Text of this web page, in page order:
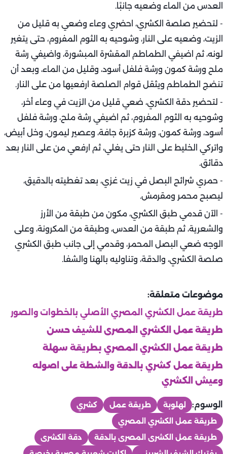
العدس من الماء وضعيه جانبًا.
- لتحضير صلصة الكشري، احضري وعاء وضعي به قليل من
الزيت، وضعيه على النار، وشوحيه به الثوم المفروم، حتى يتغير
لونه، ثم اضيفي الطماطم المقشرة المبشورة، واضيفي رشة
ملح ورشة كمون ورشة فلفل أسود، وقليل من الماء، وبعد أن
تنضج الطماطم ويثقل قوام الصلصة ارفعيها من على النار.
- لتحضير دقة الكشري، ضعي قليل من الزيت في وعاء أخر،
وشوحيه به الثوم المفروم، ثم اضيفي رشة ملح، ورشة فلفل
أسود، ورشة كمون، ورشة كزبرة جافة، وعصير ليمون، وخل أبيض،
واتركي الخليط على النار حتى يغلي، ثم ارفعي من على النار بعد
دقائق.
- حمري شرائح البصل في زيت غزي، بعد تغطيته بالدقيق،
ليصبح محمر ومقرمش.
- الآن قدمي طبق الكشري، مكون من طبقة من الأرز
والشعرية، ثم طبقة من العدس، وطبقة من المكرونة، وعلى
الوجه ضعي البصل المحمر، وقدمي إلى جانب طبق الكشري
صلصة الكشري، والدقة، وتناوليه بالهنا والشفا.
موضوعات متعلقة:
طريقة عمل الكشري المصري الأصلي بالخطوات والصور
طريقة عمل الكشري المصرى للشيف حسن
طريقة عمل الكشري المصري بطريقة سهلة
طريقة عمل كشري بالدقة والشطة على اصوله
وعيش الكشري
الوسوم: لهلوبة طريقة عمل
كشري
طريقة عمل الكشري المصري
طريقة عمل الكشرى المصرى بالدقة
دقة الكشرى